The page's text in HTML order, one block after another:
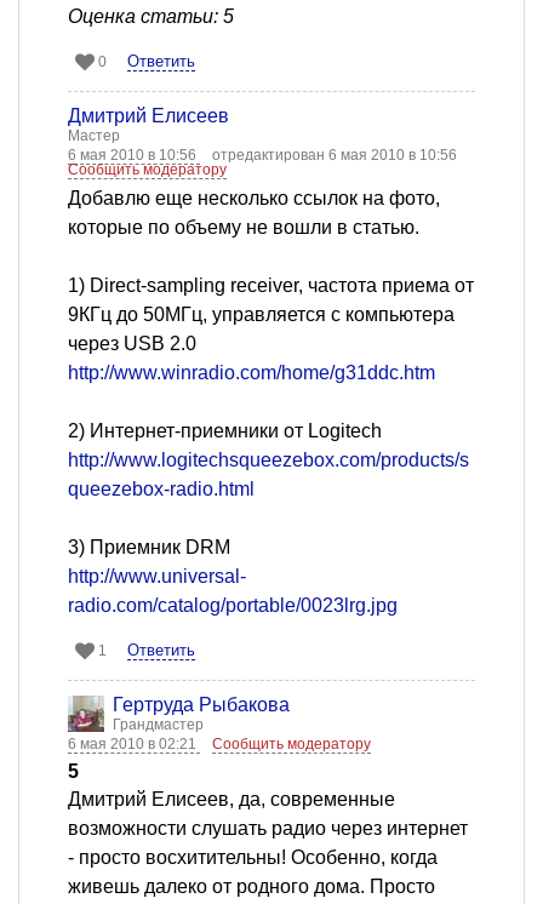
Оценка статьи: 5
0 Ответить
Дмитрий Елисеев
Мастер
6 мая 2010 в 10:56
отредактирован 6 мая 2010 в 10:56
Сообщить модератору
Добавлю еще несколько ссылок на фото,
которые по объему не вошли в статью.
1) Direct-sampling receiver, частота приема от
9КГц до 50МГц, управляется с компьютера
через USB 2.0
http://www.winradio.com/home/g31ddc.htm
2) Интернет-приемники от Logitech
http://www.logitechsqueezebox.com/products/s
queezebox-radio.html
3) Приемник DRM
http://www.universal-
radio.com/catalog/portable/0023lrg.jpg
1 Ответить
Гертруда Рыбакова
Грандмастер
6 мая 2010 в 02:21
Сообщить модератору
5
Дмитрий Елисеев, да, современные
возможности слушать радио через интернет
- просто восхитительны! Особенно, когда
живешь далеко от родного дома. Просто